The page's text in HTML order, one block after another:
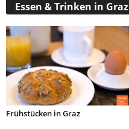
Essen & Trinken in Graz
Frühstücken in Graz